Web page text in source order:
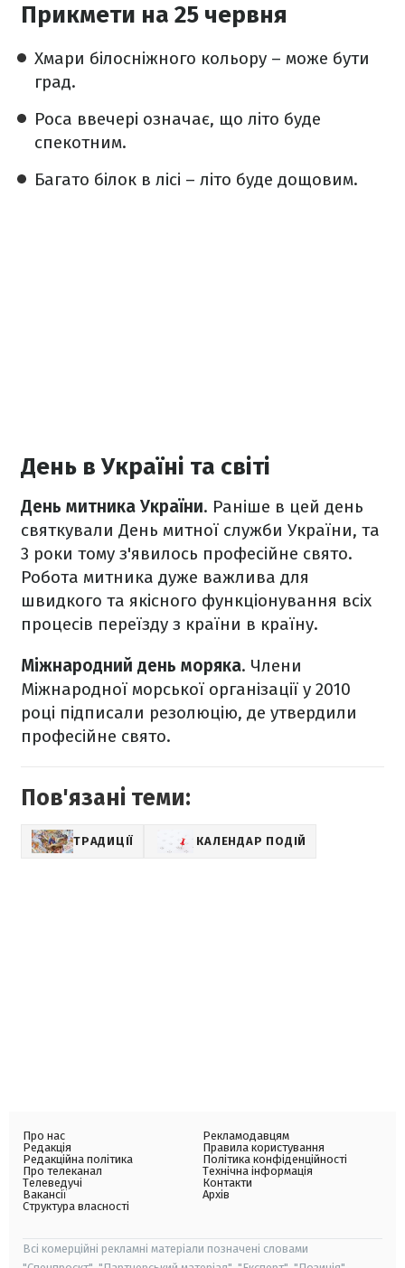
Прикмети на 25 червня
Хмари білосніжного кольору – може бути
град.
Роса ввечері означає, що літо буде
спекотним.
Багато білок в лісі – літо буде дощовим.
День в Україні та світі
День митника України. Раніше в цей день
святкували День митної служби України, та
3 роки тому з'явилось професійне свято.
Робота митника дуже важлива для
швидкого та якісного функціонування всіх
процесів переїзду з країни в країну.
Міжнародний день моряка. Члени
Міжнародної морської організації у 2010
році підписали резолюцію, де утвердили
професійне свято.
Пов'язані теми:
ТРАДИЦІЇ КАЛЕНДАР ПОДІЙ
Про нас
Редакція
Редакційна політика
Про телеканал
Телеведучі
Вакансії
Структура власності
Рекламодавцям
Правила користування
Політика конфіденційності
Технічна інформація
Контакти
Архів
Всі комерційні рекламні матеріали позначені словами